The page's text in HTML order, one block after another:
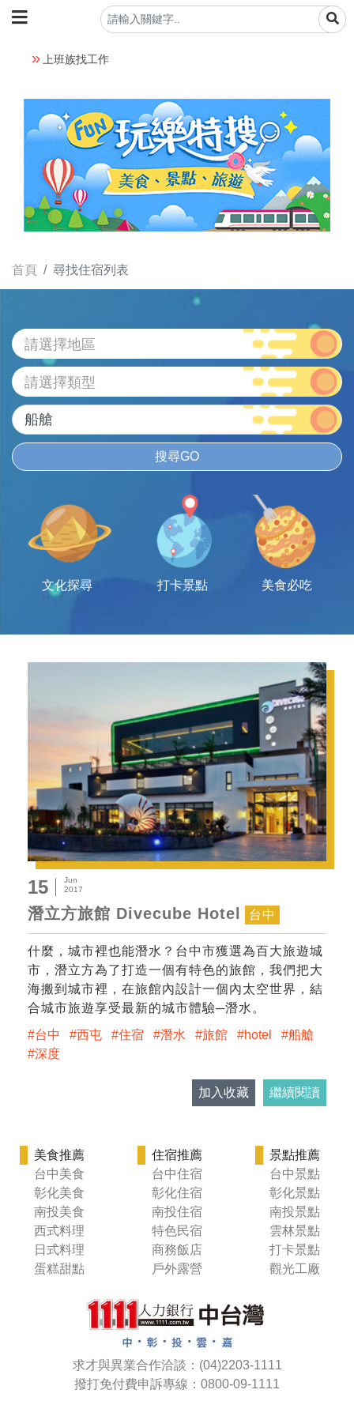
上班族找工作
首頁 尋找住宿列表
請選擇地區
請選擇類型
搜尋GO
文化探尋 打卡景點 美食必吃
15
Jun
2017
潛立方旅館 Divecube Hotel 台中
什麼，城市裡也能潛水？台中市獲選為百大旅遊城
市，潛立方為了打造一個有特色的旅館，我們把大
海搬到城市裡，在旅館內設計一個內太空世界，結
合城市旅遊享受最新的城市體驗─潛水。
台中
西屯 住宿 潛水 旅館 hotel
船艙
深度
加入收藏 繼續閱讀
美食推薦
台中美食
彰化美食
南投美食
西式料理
日式料理
蛋糕甜點
住宿推薦
台中住宿
彰化住宿
南投住宿
特色民宿
商務飯店
戶外露營
景點推薦
台中景點
彰化景點
南投景點
雲林景點
打卡景點
觀光工廠
求才與異業合作洽談：(04)2203-1111
撥打免付費申訴專線：0800-09-1111